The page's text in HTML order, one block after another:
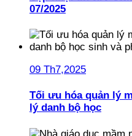
07/2025
09 Th7,2025
Tối ưu hóa quản lý
lý danh bộ học